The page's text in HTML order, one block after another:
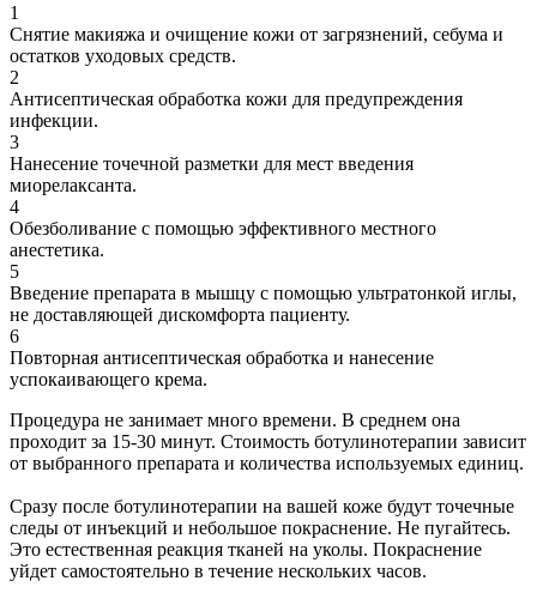
1
Снятие макияжа и очищение кожи от загрязнений, себума и
остатков уходовых средств.
2
Антисептическая обработка кожи для предупреждения
инфекции.
3
Нанесение точечной разметки для мест введения
миорелаксанта.
4
Обезболивание с помощью эффективного местного
анестетика.
5
Введение препарата в мышцу с помощью ультратонкой иглы,
не доставляющей дискомфорта пациенту.
6
Повторная антисептическая обработка и нанесение
успокаивающего крема.
Процедура не занимает много времени. В среднем она
проходит за 15-30 минут. Стоимость ботулинотерапии зависит
от выбранного препарата и количества используемых единиц.
Сразу после ботулинотерапии на вашей коже будут точечные
следы от инъекций и небольшое покраснение. Не пугайтесь.
Это естественная реакция тканей на уколы. Покраснение
уйдет самостоятельно в течение нескольких часов.